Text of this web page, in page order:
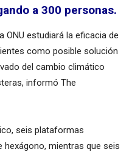
a 300 personas.
ONU estudiará la eficacia de
como posible solución
del cambio climático
informó The
seis plataformas
mientras que seis